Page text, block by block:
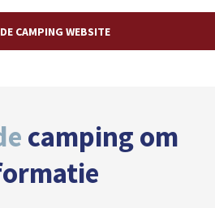
CAMPING WEBSITE
camping om